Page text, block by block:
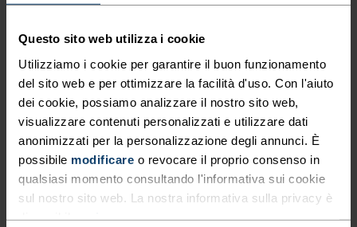
Questo sito web utilizza i cookie
Utilizziamo i cookie per garantire il buon funzionamento
del sito web e per ottimizzare la facilità d'uso. Con l'aiuto
dei cookie, possiamo analizzare il nostro sito web,
visualizzare contenuti personalizzati e utilizzare dati
anonimizzati per la personalizzazione degli annunci. È
possibile modificare o revocare il proprio consenso in
qualsiasi momento consultando l'informativa sui cookie
sul nostro sito web. La nostra informativa sulla privacy è
AZIONE RINFRESCANTE DA
FIBRE NATURALI.
Fresca e comoda, questa t-shirt mélange è
realizzata in Europa con il 50% di lana merino
mulesing free e il 50% di TENCEL™ Lyocell
proveniente da fonti responsabili. Il leggerissimo
tessuto misto ti tiene al fresco mentre ti muovi ed